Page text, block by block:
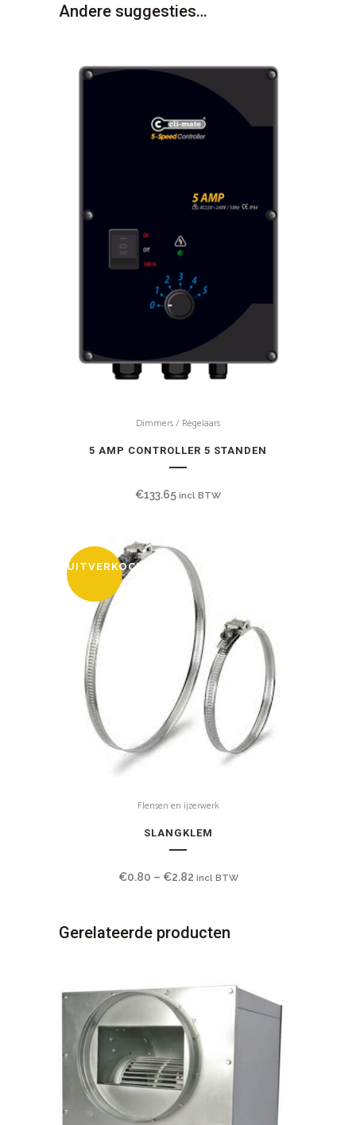
Andere suggesties…
Dimmers / Regelaars
5 AMP CONTROLLER 5 STANDEN
€133.65 incl BTW
UITVERKOCHT
Flensen en ijzerwerk
SLANGKLEM
€0.80 – €2.82 incl BTW
Gerelateerde producten